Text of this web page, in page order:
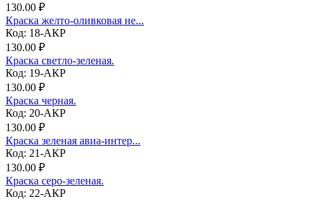
130.00 ₽
Краска желто-оливковая не...
Код: 18-АКР
130.00 ₽
Краска светло-зеленая.
Код: 19-АКР
130.00 ₽
Краска черная.
Код: 20-АКР
130.00 ₽
Краска зеленая авиа-интер...
Код: 21-АКР
130.00 ₽
Краска серо-зеленая.
Код: 22-АКР